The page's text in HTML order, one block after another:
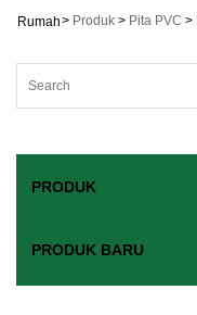
Rumah> Produk > Pita PVC >
PRODUK
PRODUK BARU